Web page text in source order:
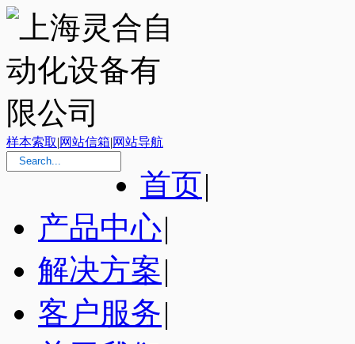
样本索取|网站信箱|网站导航
首页|
产品中心|
解决方案|
客户服务|